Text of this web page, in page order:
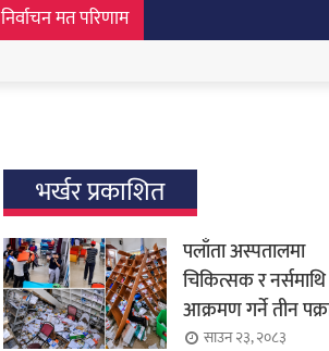
निर्वाचन मत परिणाम
भर्खर प्रकाशित
पलाँता अस्पतालमा
चिकित्सक र नर्समाथि
आक्रमण गर्ने तीन
साउन २३, २०८३